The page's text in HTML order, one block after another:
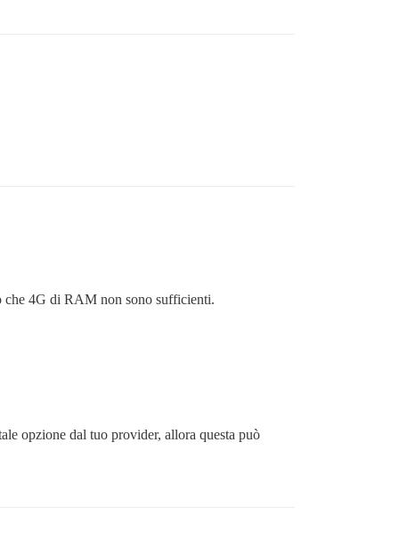
che 4G di RAM non sono sufficienti.
opzione dal tuo provider, allora questa può